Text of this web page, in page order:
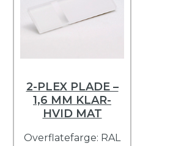
2-PLEX PLADE –
1,6 MM KLAR-
HVID MAT
Overflatefarge: RAL